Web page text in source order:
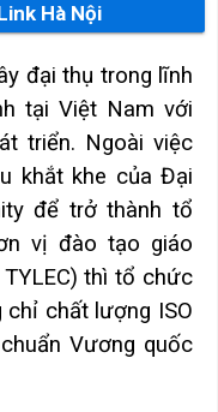
Hà Nội
đại thụ trong lĩnh
tại Việt Nam với
triển. Ngoài việc
khắt khe của Đại
để trở thành tổ
vị đào tạo giáo
TYLEC) thì tổ chức
chất lượng ISO
Vương quốc